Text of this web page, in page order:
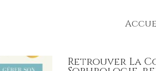
Retrouver La